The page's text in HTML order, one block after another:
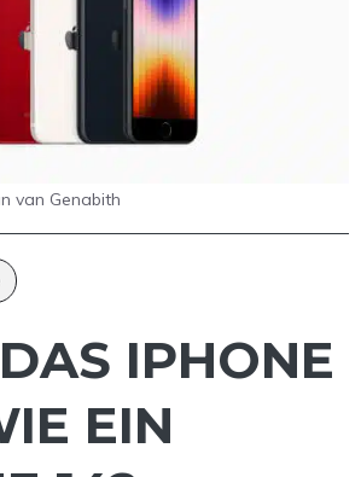
van Genabith
IPHONE
EIN